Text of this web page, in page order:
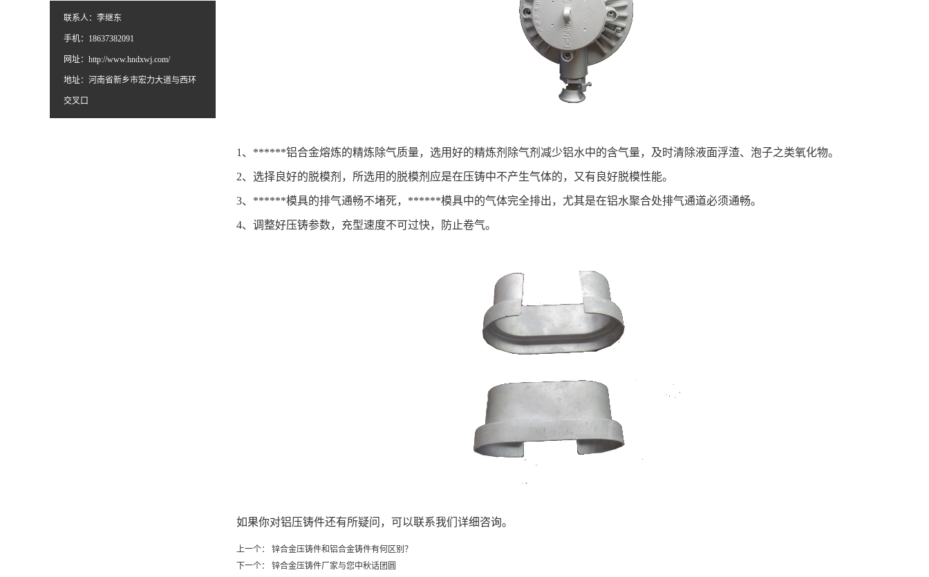
联系人：李继东
手机：18637382091
网址： http://www.hndxwj.com/
地址：河南省新乡市宏力大道与西环
交叉口
1、******铝合金熔炼的精炼除气质量，选用好的精炼剂除气剂减少铝水中的含气量，及时清除液面浮渣、泡子之类氧化物。
2、选择良好的脱模剂，所选用的脱模剂应是在压铸中不产生气体的，又有良好脱模性能。
3、******模具的排气通畅不堵死，******模具中的气体完全排出，尤其是在铝水聚合处排气通道必须通畅。
4、调整好压铸参数，充型速度不可过快，防止卷气。
如果你对铝压铸件还有所疑问，可以联系我们详细咨询。
上一个：
锌合金压铸件和铝合金铸件有何区别？
下一个：
锌合金压铸件厂家与您中秋话团圆